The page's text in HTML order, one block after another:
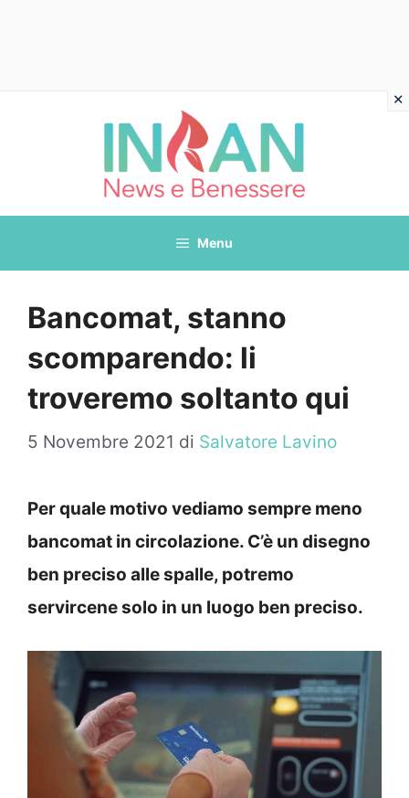
Menu
Bancomat, stanno
scomparendo: li
troveremo soltanto qui
5 Novembre 2021 di Salvatore Lavino
Per quale motivo vediamo sempre meno
bancomat in circolazione. C’è un disegno
ben preciso alle spalle, potremo
servircene solo in un luogo ben preciso.